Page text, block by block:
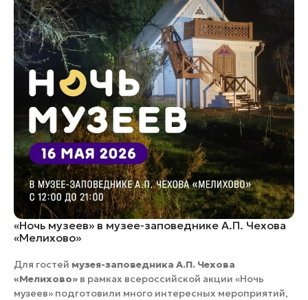
«Ночь музеев» в музее-заповеднике А.П. Чехова
«Мелихово»
Для гостей музея-заповедника А.П. Чехова
«Мелихово» в рамках всероссийской акции «Ночь
музеев» подготовили много интересных мероприятий,